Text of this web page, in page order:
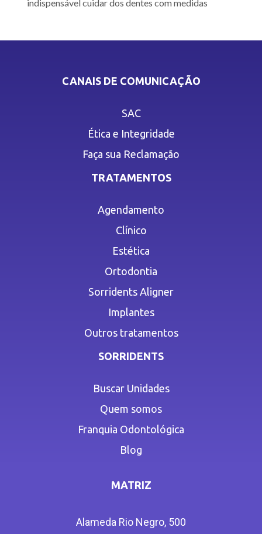
indispensável cuidar dos dentes com medidas
CANAIS DE COMUNICAÇÃO
SAC
Ética e Integridade
Faça sua Reclamação
TRATAMENTOS
Agendamento
Clínico
Estética
Ortodontia
Sorridents Aligner
Implantes
Outros tratamentos
SORRIDENTS
Buscar Unidades
Quem somos
Franquia Odontológica
Blog
MATRIZ
Alameda Rio Negro, 500